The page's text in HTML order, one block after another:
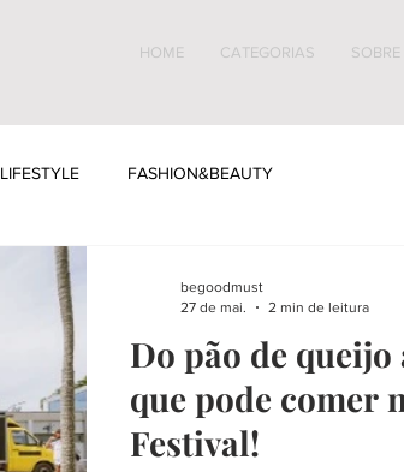
HOME CATEGORIAS SOBRE
LIFESTYLE FASHION&BEAUTY
Do pão de queijo
que pode comer
Festival!
begoodmust
27 de mai.
2 min de leitura